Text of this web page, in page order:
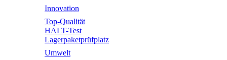
Innovation
Top-Qualität
HALT-Test
Lagerpaketprüfplatz
Umwelt